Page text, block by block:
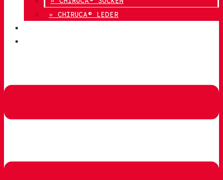
» CHIRUCA® LEDER